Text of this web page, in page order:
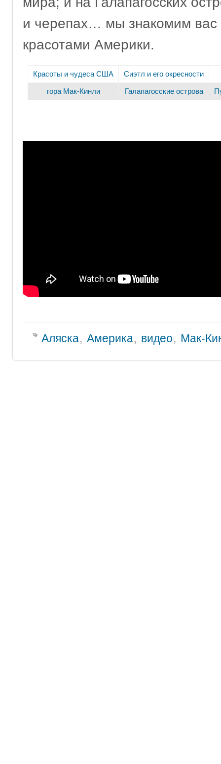
и черепах… мы знакомим вас
красотами Америки.
Красоты и чудеса США Сиэтл и его окресности
гора Мак-Кинли Галапагосские острова
Аляска, Америка, видео, Мак-